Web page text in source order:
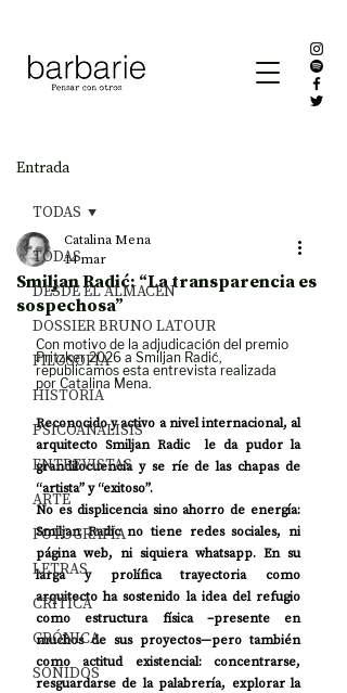
Entrada
TODAS
DESDE EL ALMACÉN
DOSSIER BRUNO LATOUR
FILOSOFÍA
HISTORIA
PSICOANÁLISIS
ENTREVISTAS
ARTE
FOTOGRAFÍA
LETRAS
CRÍTICA
CRÓNICA
SONIDOS
TODAS
Smiljan Radić: “La transparencia es
sospechosa”
Catalina Mena
14 mar
Con motivo de la adjudicación del premio
Pritzker 2026 a Smiljan Radić,
republicamos esta entrevista realizada
por Catalina Mena.
Reconocido y activo a nivel internacional, al
arquitecto Smiljan Radic  le da pudor la
grandilocuencia y se ríe de las chapas de
“artista” y “exitoso”.
No es displicencia sino ahorro de energía:
Smiljan Radic no tiene redes sociales, ni
página web, ni siquiera whatsapp. En su
larga y prolífica trayectoria como
arquitecto ha sostenido la idea del refugio
como estructura física –presente en
muchos de sus proyectos—pero también
como actitud existencial: concentrarse,
resguardarse de la palabrería, explorar la